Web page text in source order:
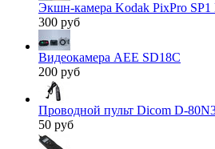
Экшн-камера Kodak PixPro SP1
300 руб
Видеокамера AEE SD18C
200 руб
Проводной пульт Dicom D-
50 руб